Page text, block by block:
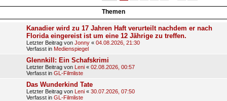
Themen
Kanadier wird zu 17 Jahren Haft verurteilt nachdem er nach
Florida eingereist ist um eine 12 Jährige zu treffen.
Letzter Beitrag von Jonny « 04.08.2026, 21:30
Verfasst in Medienspiegel
Glennkill: Ein Schafskrimi
Letzter Beitrag von Leni « 02.08.2026, 00:57
Verfasst in GL-Filmliste
Das Wunderkind Tate
Letzter Beitrag von Leni « 30.07.2026, 07:50
Verfasst in GL-Filmliste